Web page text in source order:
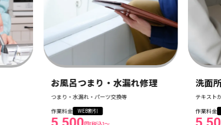
まり・水漏れ修理 洗面所つまり・水漏れ修
テキストが入ります